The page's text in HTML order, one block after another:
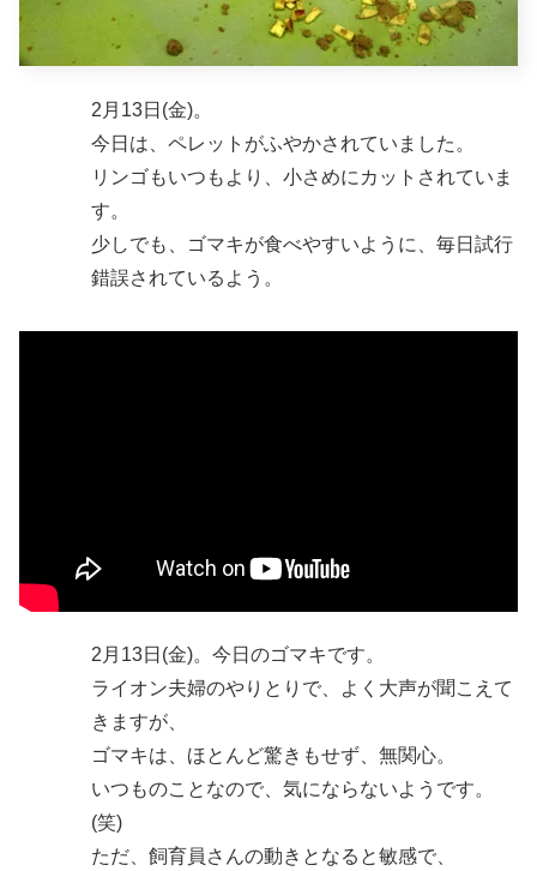
2月13日(金)。
今日は、ペレットがふやかされていました。
リンゴもいつもより、小さめにカットされていま
す。
少しでも、ゴマキが食べやすいように、毎日試行
錯誤されているよう。
2月13日(金)。今日のゴマキです。
ライオン夫婦のやりとりで、よく大声が聞こえて
きますが、
ゴマキは、ほとんど驚きもせず、無関心。
いつものことなので、気にならないようです。
(笑)
ただ、飼育員さんの動きとなると敏感で、